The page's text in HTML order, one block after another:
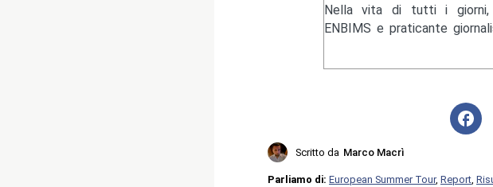
Nella vita di tutti i giorni,
ENBIMS e praticante
Scritto da Marco Macrì
Parliamo di: European Summer Tour, Report,